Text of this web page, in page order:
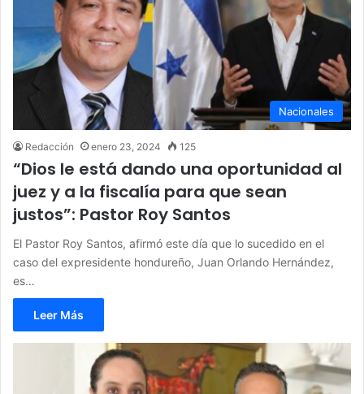
Nacionales
Redacción enero 23, 2024 125
“Dios le está dando una oportunidad al
juez y a la fiscalía para que sean
justos”: Pastor Roy Santos
El Pastor Roy Santos, afirmó este día que lo sucedido en el
caso del expresidente hondureño, Juan Orlando Hernández,
es…
Leer Más